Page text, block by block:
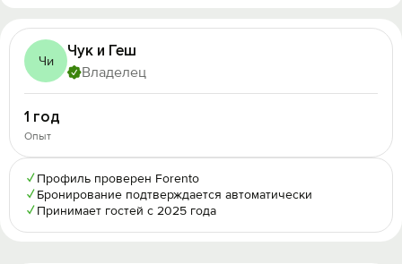
Чи
Чук и Геш
Владелец
1 год
Опыт
✓ Профиль проверен Forento
✓ Бронирование подтверждается автоматически
✓ Принимает гостей с 2025 года